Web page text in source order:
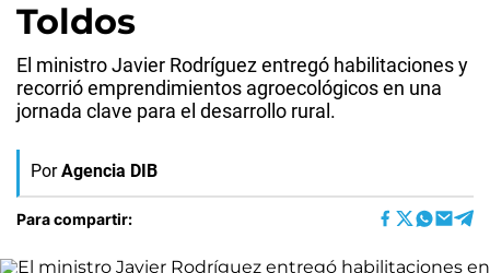
Toldos
El ministro Javier Rodríguez entregó habilitaciones y
recorrió emprendimientos agroecológicos en una
jornada clave para el desarrollo rural.
Por Agencia DIB
Para compartir: